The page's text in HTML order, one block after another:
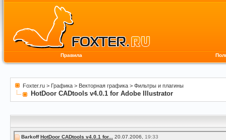
Правила
Foxter.ru > Графика > Векторная графика > Фильтры и плагины
HotDoor CADtools v4.0.1 for Adobe Illustrator
Barkoff HotDoor CADtools v4.0.1 for... 20.07.2006, 19:33